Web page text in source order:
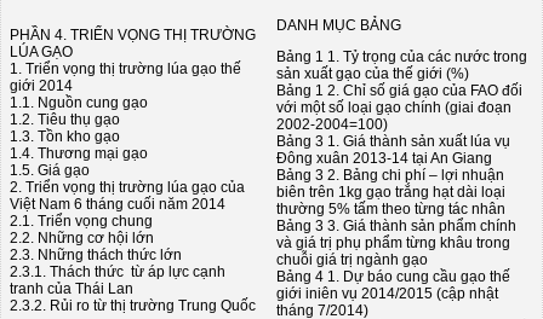
PHẦN 4. TRIỂN VỌNG THỊ TRƯỜNG
LÚA GẠO
1. Triển vọng thị trường lúa gạo thế
giới 2014
1.1. Nguồn cung gạo
1.2. Tiêu thụ gạo
1.3. Tồn kho gạo
1.4. Thương mại gạo
1.5. Giá gạo
2. Triển vọng thị trường lúa gạo của
Việt Nam 6 tháng cuối năm 2014
2.1. Triển vọng chung
2.2. Những cơ hội lớn
2.3. Những thách thức lớn
2.3.1. Thách thức từ áp lực cạnh
tranh của Thái Lan
2.3.2. Rủi ro từ thị trường Trung Quốc
DANH MỤC BẢNG
Bảng 1 1. Tỷ trọng của các nước trong
sản xuất gạo của thế giới (%)
Bảng 1 2. Chỉ số giá gạo của FAO đối
với một số loại gạo chính (giai đoạn
2002-2004=100)
Bảng 3 1. Giá thành sản xuất lúa vụ
Đông xuân 2013-14 tại An Giang
Bảng 3 2. Bảng chi phí – lợi nhuận
biên trên 1kg gạo trắng hạt dài loại
thường 5% tấm theo từng tác nhân
Bảng 3 3. Giá thành sản phẩm chính
và giá trị phụ phẩm từng khâu trong
chuỗi giá trị ngành gạo
Bảng 4 1. Dự báo cung cầu gạo thế
giới iniên vụ 2014/2015 (cập nhật
tháng 7/2014)